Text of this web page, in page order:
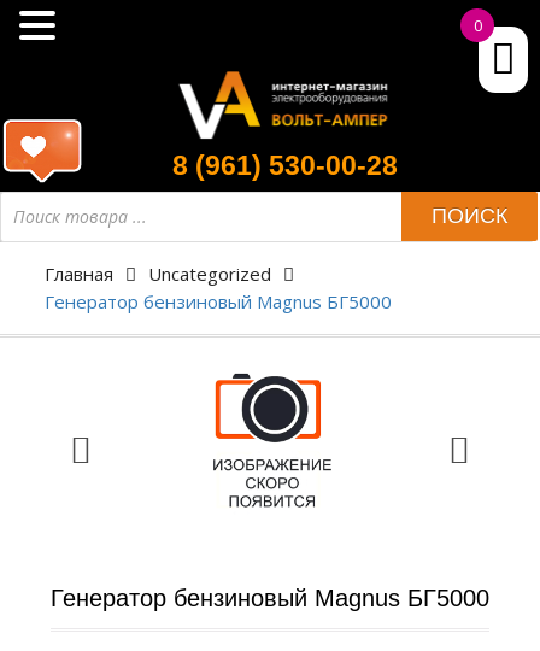
8 (961) 530-00-28
ПОИСК
Главная
Uncategorized
Генератор бензиновый Magnus БГ5000
Генератор бензиновый Magnus БГ5000
0